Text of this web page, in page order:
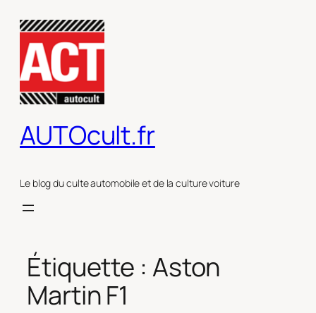
contenu
AUTOcult.fr
Le blog du culte automobile et de la culture voiture
Étiquette : Aston
Martin F1